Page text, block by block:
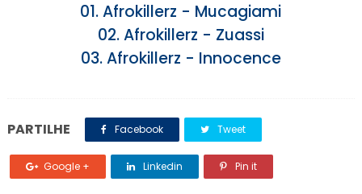
01. Afrokillerz - Mucagiami
02. Afrokillerz - Zuassi
03. Afrokillerz - Innocence
PARTILHE Facebook Tweet
Google + Linkedin Pin it